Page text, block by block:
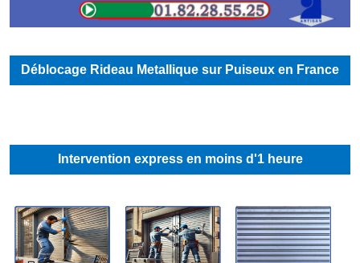
Déblocage Rideau Metallique sur Puiseux en France
Intervention express en moins d'1 heure